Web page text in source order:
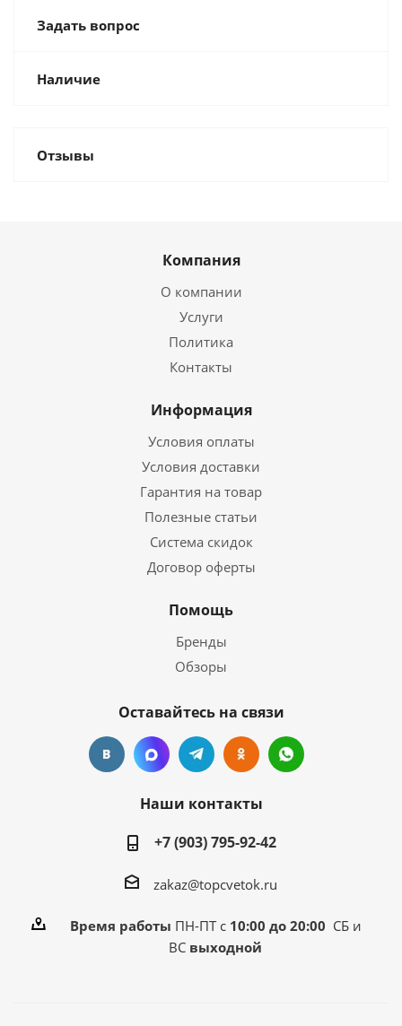
Задать вопрос
Наличие
Отзывы
Компания
О компании
Услуги
Политика
Контакты
Информация
Условия оплаты
Условия доставки
Гарантия на товар
Полезные статьи
Система скидок
Договор оферты
Помощь
Бренды
Обзоры
Оставайтесь на связи
Наши контакты
+7 (903) 795-92-42
zakaz@topcvetok.ru
Время работы ПН-ПТ с 10:00 до 20:00 СБ и
ВС выходной